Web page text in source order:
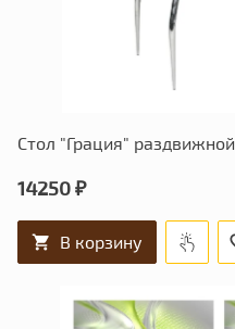
Стол "Грация" раздвижной
14250 ₽
В корзину